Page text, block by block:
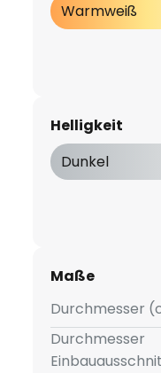
Warmweiß
Helligkeit
Dunkel
Maße
Durchmesser
Durchmesser